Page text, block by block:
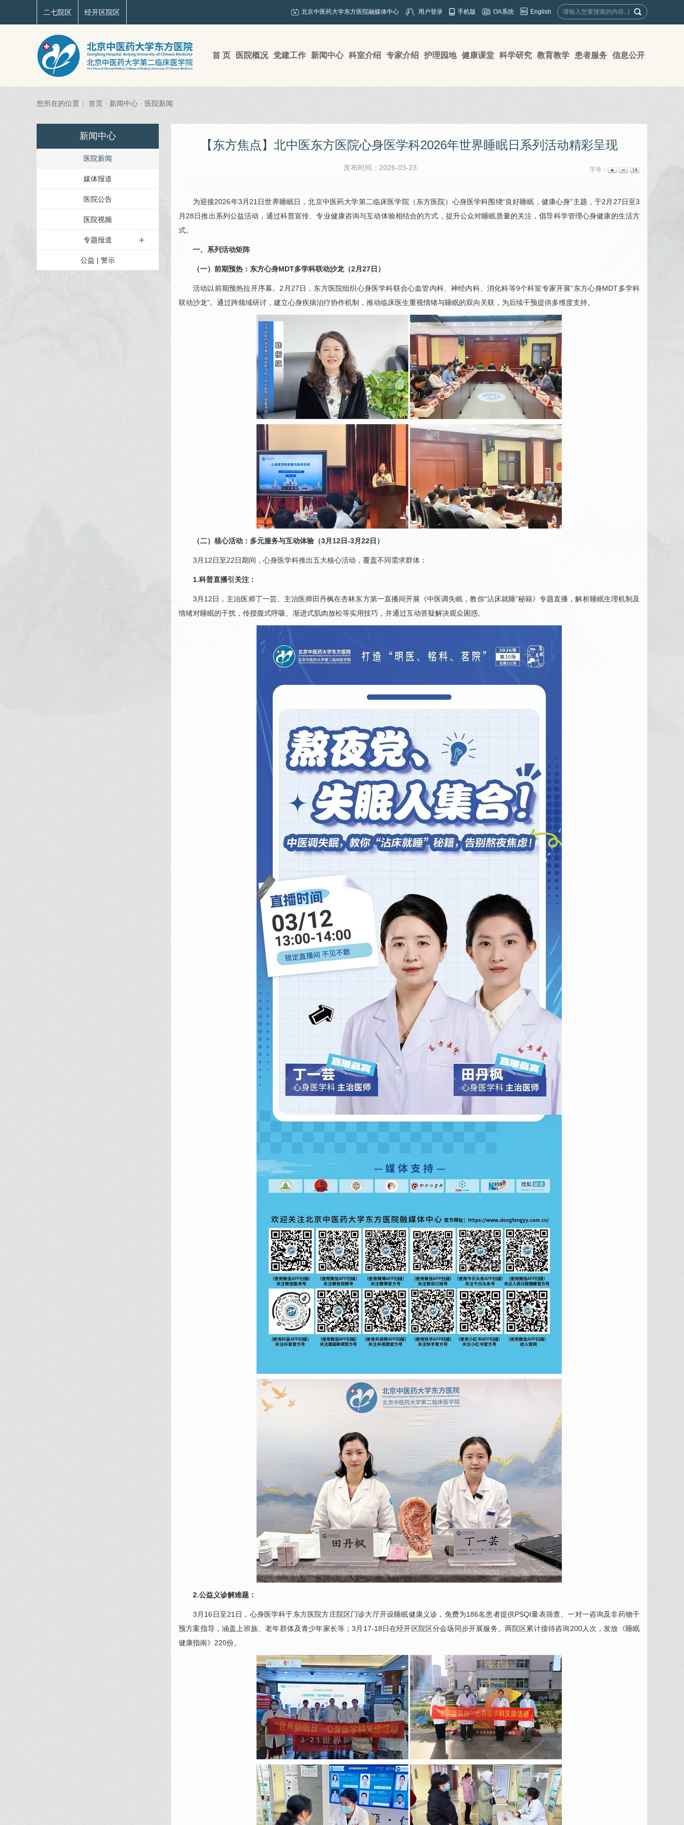
二七院区 经开区院区 北京中医药大学东方医院融媒体中心 用户登录 手机版 OA系统 English
首 页 医院概况 党建工作 新闻中心 科室介绍 专家介绍 护理园地 健康课堂 科学研究 教育教学 患者服务 信息公开
您所在的位置： 首页 · 新闻中心 · 医院新闻
新闻中心
医院新闻
媒体报道
医院公告
医院视频
专题报道
公益 | 警示
【东方焦点】北中医东方医院心身医学科2026年世界睡眠日系列活动精彩呈现
发布时间：2026-03-23 字号：
为迎接2026年3月21日世界睡眠日，北京中医药大学第二临床医学院（东方医院） 心身医学科围绕“良好睡眠，健康心身”主题，于2月27日至3
月28日推出系列公益活动，通过科普宣传、专业健康咨询与互动体验相结合的方式，提升公众对睡眠质量的关注，倡导科学管理心身健康的生活方
式。
一、系列活动矩阵
（一）前期预热：东方心身MDT多学科联动沙龙（2月27日）
活动以前期预热拉开序幕。2月27日，东方医院组织心身医学科联合心血管内科、神经内科、消化科等9个科室专家开展“东方心身MDT多学科
联动沙龙”。通过跨领域研讨，建立心身疾病治疗协作机制，推动临床医生重视情绪与睡眠的双向关联，为后续干预提供多维度支持。
（二）核心活动：多元服务与互动体验（3月12日-3月22日）
3月12日至22日期间， 心身医学科推出五大核心活动，覆盖不同需求群体：
1.科普直播引关注：
3月12日，主治医师丁一芸、主治医师田丹枫在杏林东方第一直播间开展《中医调失眠，教你“沾床就睡”秘籍》专题直播，解析睡眠生理机制及
情绪对睡眠的干扰，传授腹式呼吸、渐进式肌肉放松等实用技巧，并通过互动答疑解决观众困惑。
2.公益义诊解难题：
3月16日至21日， 心身医学科于东方医院方庄院区门诊大厅开设睡眠健康义诊，免费为186名患者提供PSQI量表筛查、一对一咨询及非药物干
预方案指导，涵盖上班族、老年群体及青少年家长等；3月17-18日在经开区院区分会场同步开展服务。两院区累计接待咨询200人次，发放《睡眠
健康指南》220份。